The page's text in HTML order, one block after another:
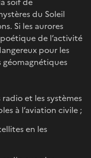
du Soleil
Si les aurores
de l’activité
pour les
géomagnétiques
et les systèmes
à l’aviation civile ;
en les